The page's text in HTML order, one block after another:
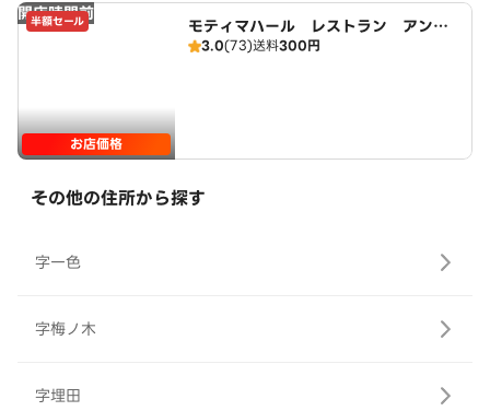
開店時間前
半額セール
お店価格
モティマハール レストラン アンド
バー
3.0(73)送料300円
その他の住所から探す
字一色
字梅ノ木
字埋田